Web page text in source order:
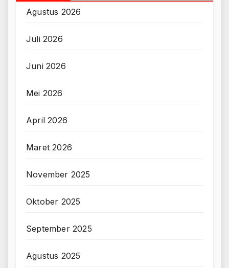
Agustus 2026
Juli 2026
Juni 2026
Mei 2026
April 2026
Maret 2026
November 2025
Oktober 2025
September 2025
Agustus 2025